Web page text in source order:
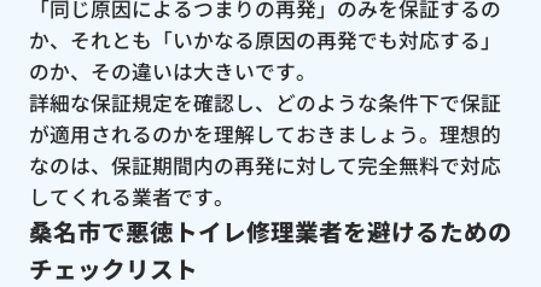
「同じ原因によるつまりの再発」のみを保証するの
か、それとも「いかなる原因の再発でも対応する」
のか、その違いは大きいです。
詳細な保証規定を確認し、どのような条件下で保証
が適用されるのかを理解しておきましょう。理想的
なのは、保証期間内の再発に対して完全無料で対応
してくれる業者です。
桑名市で悪徳トイレ修理業者を避けるための
チェックリスト